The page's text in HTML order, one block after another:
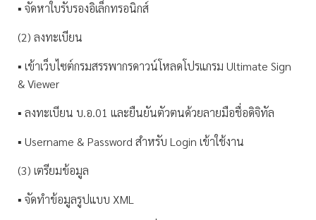
▪️ จัดหาใบรับรองอิเล็กทรอนิกส์
(2) ลงทะเบียน
▪️ เข้าเว็บไซต์กรมสรรพากรดาวน์โหลดโปรแกรม Ultimate Sign
& Viewer
▪️ ลงทะเบียน บ.อ.01 และยืนยันตัวตนด้วยลายมือชื่อดิจิทัล
▪️ Username & Password สำหรับ Login เข้าใช้งาน
(3) เตรียมข้อมูล
▪️ จัดทำข้อมูลรูปแบบ XML